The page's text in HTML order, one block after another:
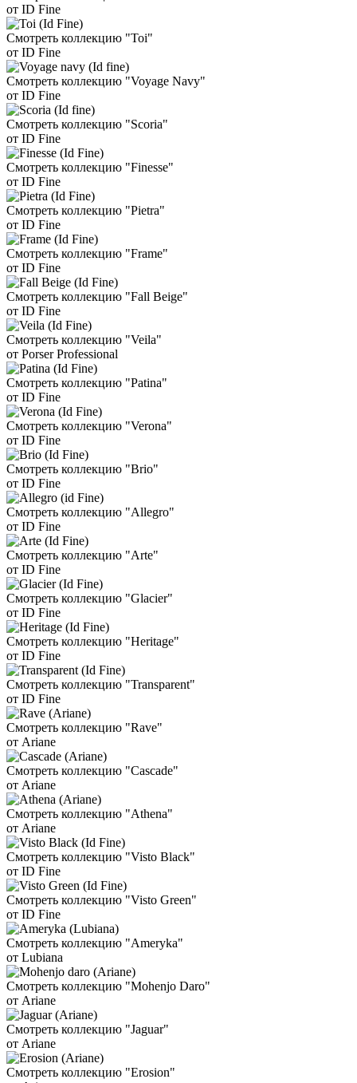
от ID Fine
Смотреть коллекцию "Toi"
от ID Fine
Смотреть коллекцию "Voyage Navy"
от ID Fine
Смотреть коллекцию "Scoria"
от ID Fine
Смотреть коллекцию "Finesse"
от ID Fine
Смотреть коллекцию "Pietra"
от ID Fine
Смотреть коллекцию "Frame"
от ID Fine
Смотреть коллекцию "Fall Beige"
от ID Fine
Смотреть коллекцию "Veila"
от Porser Professional
Смотреть коллекцию "Patina"
от ID Fine
Смотреть коллекцию "Verona"
от ID Fine
Смотреть коллекцию "Brio"
от ID Fine
Смотреть коллекцию "Allegro"
от ID Fine
Смотреть коллекцию "Arte"
от ID Fine
Смотреть коллекцию "Glacier"
от ID Fine
Смотреть коллекцию "Heritage"
от ID Fine
Смотреть коллекцию "Transparent"
от ID Fine
Смотреть коллекцию "Rave"
от Ariane
Смотреть коллекцию "Cascade"
от Ariane
Смотреть коллекцию "Athena"
от Ariane
Смотреть коллекцию "Visto Black"
от ID Fine
Смотреть коллекцию "Visto Green"
от ID Fine
Смотреть коллекцию "Ameryka"
от Lubiana
Смотреть коллекцию "Mohenjo Daro"
от Ariane
Смотреть коллекцию "Jaguar"
от Ariane
Смотреть коллекцию "Erosion"